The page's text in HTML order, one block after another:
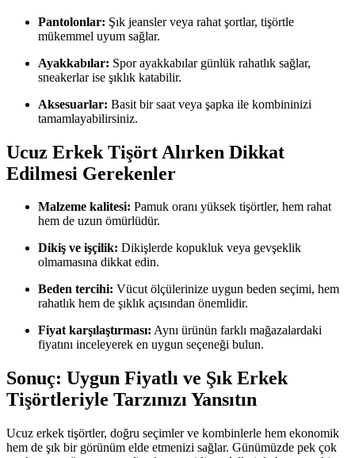
Pantolonlar: Şık jeansler veya rahat şortlar, tişörtle
mükemmel uyum sağlar.
Ayakkabılar: Spor ayakkabılar günlük rahatlık sağlar,
sneakerlar ise şıklık katabilir.
Aksesuarlar: Basit bir saat veya şapka ile kombininizi
tamamlayabilirsiniz.
Ucuz Erkek Tişört Alırken Dikkat
Edilmesi Gerekenler
Malzeme kalitesi: Pamuk oranı yüksek tişörtler, hem rahat
hem de uzun ömürlüdür.
Dikiş ve işçilik: Dikişlerde kopukluk veya gevşeklik
olmamasına dikkat edin.
Beden tercihi: Vücut ölçülerinize uygun beden seçimi, hem
rahatlık hem de şıklık açısından önemlidir.
Fiyat karşılaştırması: Aynı ürünün farklı mağazalardaki
fiyatını inceleyerek en uygun seçeneği bulun.
Sonuç: Uygun Fiyatlı ve Şık Erkek
Tişörtleriyle Tarzınızı Yansıtın
Ucuz erkek tişörtler, doğru seçimler ve kombinlerle hem ekonomik
hem de şık bir görünüm elde etmenizi sağlar. Günümüzde pek çok